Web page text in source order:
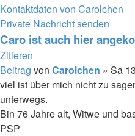
Kontaktdaten von Carolchen
Private Nachricht senden
Caro ist auch hier
Zitieren
Beitrag von Carolchen » Sa
viel ist über mich nicht zu
unterwegs.
Bin 76 Jahre alt, Witwe und
PSP